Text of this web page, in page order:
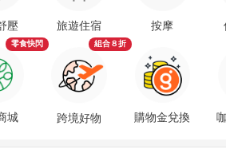
壓
城
零食快閃
旅遊住宿
跨境好物
組合８折
按摩
購物金兌換